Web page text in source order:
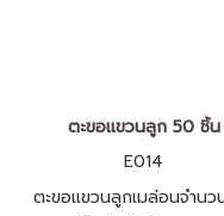
ตะขอแขวนลูก 50 ชิ้น
E014
ตะขอแขวนลูกเมล่อนจำน